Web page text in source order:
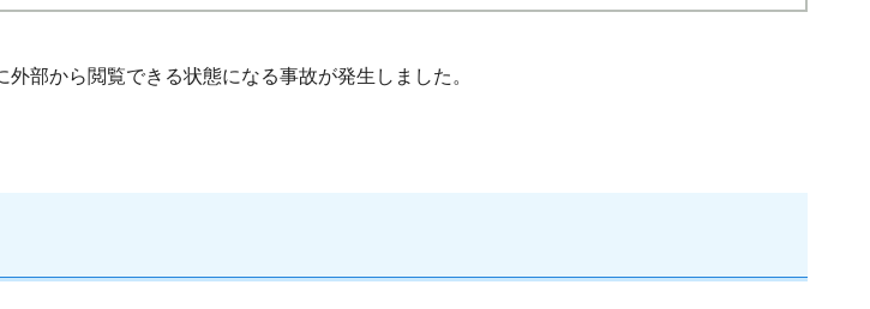
部から閲覧できる状態になる事故が発生しました。